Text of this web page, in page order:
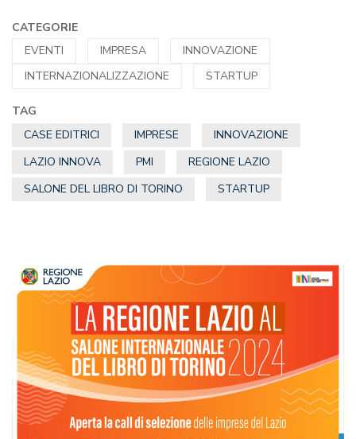
CATEGORIE
EVENTI
IMPRESA
INNOVAZIONE
INTERNAZIONALIZZAZIONE
STARTUP
TAG
CASE EDITRICI
IMPRESE
INNOVAZIONE
LAZIO INNOVA
PMI
REGIONE LAZIO
SALONE DEL LIBRO DI TORINO
STARTUP